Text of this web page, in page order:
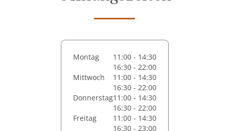
Montag
11:00 - 14:30
16:30 - 22:00
Mittwoch
11:00 - 14:30
16:30 - 22:00
Donnerstag11:00 - 14:30
16:30 - 22:00
Freitag
11:00 - 14:30
16:30 - 23:00